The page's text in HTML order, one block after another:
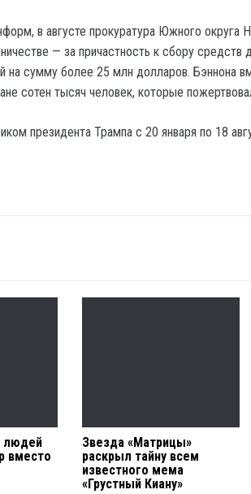
в августе прокуратура Южного округа
— за причастность к сбору средств
на сумму более 25 млн долларов. Бэннона
сотен тысяч человек, которые
президента Трампа с 20 января по 18
людей
вместо
Звезда «Матрицы»
раскрыл тайну всем
известного мема
«Грустный Киану»